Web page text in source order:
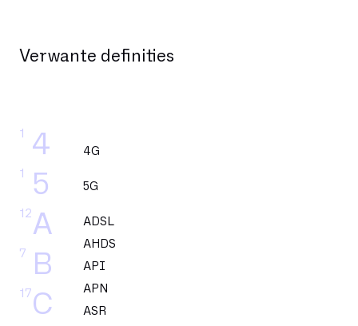
4
1
5
1
A
12
B
7
C
17
4G
5G
ADSL
AHDS
API
APN
ASR
Verwante definities